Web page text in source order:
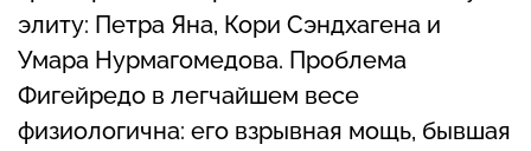
элиту: Петра Яна, Кори Сэндхагена и
Умара Нурмагомедова. Проблема
Фигейредо в легчайшем весе
физиологична: его взрывная мощь, бывшая